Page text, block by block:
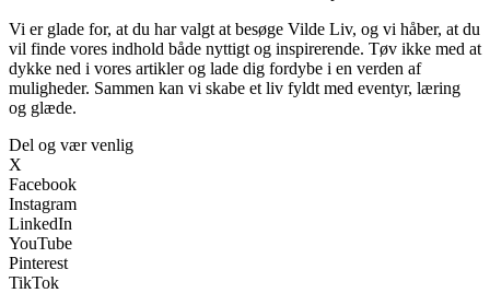
Vi er glade for, at du har valgt at besøge Vilde Liv, og vi håber, at du
vil finde vores indhold både nyttigt og inspirerende. Tøv ikke med at
dykke ned i vores artikler og lade dig fordybe i en verden af
muligheder. Sammen kan vi skabe et liv fyldt med eventyr, læring
og glæde.
Del og vær venlig
X
Facebook
Instagram
LinkedIn
YouTube
Pinterest
TikTok